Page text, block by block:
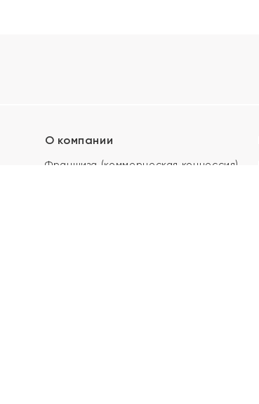
О компании
Франшиза (коммерческая концессия)